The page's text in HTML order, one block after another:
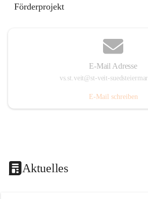
Förderprojekt
E-Mail Adresse
vs.st.veit@st-veit-
E-Mail schreiben
Aktuelles